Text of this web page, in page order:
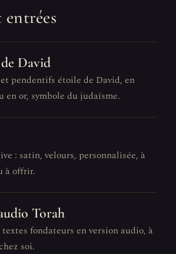
entrées
David
pendentifs étoile de David, en
en or, symbole du judaïsme.
: satin, velours, personnalisée, à
à offrir.
Torah
fondateurs en version audio, à
soi.